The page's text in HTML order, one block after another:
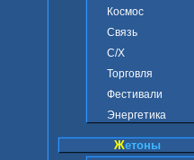
Космос
Связь
С/Х
Торговля
Фестивали
Энергетика
Жетоны